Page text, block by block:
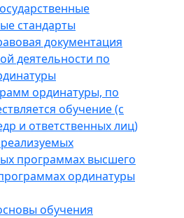
стандарты
документация
деятельности по
ординатуры, по
обучение (с
и ответственных лиц)
программах высшего
ординатуры
обучения